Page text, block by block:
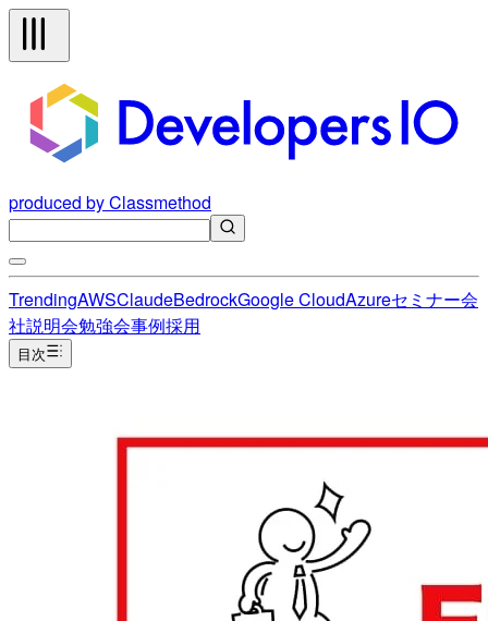
produced by Classmethod
TrendingAWSClaudeBedrockGoogle CloudAzureセミナー会
社説明会勉強会事例採用
目次